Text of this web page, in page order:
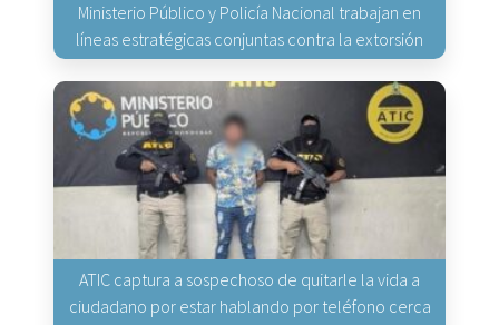
Ministerio Público y Policía Nacional trabajan en
líneas estratégicas conjuntas contra la extorsión
ATIC captura a sospechoso de quitarle la vida a
ciudadano por estar hablando por teléfono cerca